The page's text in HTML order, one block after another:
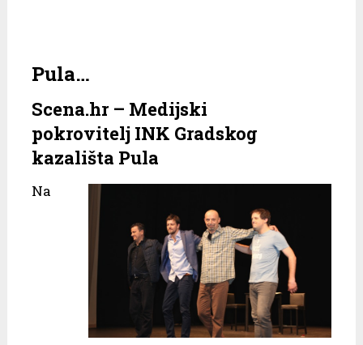
Pula…
Scena.hr – Medijski
pokrovitelj INK Gradskog
kazališta Pula
Na